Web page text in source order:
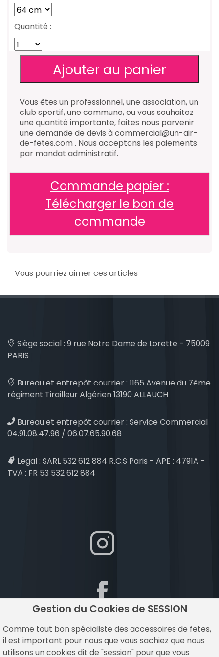
Gestion du Cookies de SESSION
Comme tout bon spécialiste des accessoires de fetes,
il est important pour nous que vous sachiez que nous
utilisons un cookies dit de "session" pour que vous
Quantité :
Vous êtes un professionnel, une association, un
club sportif, une commune, ou vous souhaitez
une quantité importante, faites nous parvenir
une demande de devis à commercial@un-air-
de-fetes.com . Nous acceptons les paiements
par mandat administratif.
Commande papier :
Télécharger le bon de
commande
Vous pourriez aimer ces articles
Siège social : 9 rue Notre Dame de Lorette - 75009
PARIS
Bureau et entrepôt courrier : 1165 Avenue du 7ème
régiment Tirailleur Algérien 13190 ALLAUCH
Bureau et entrepôt courrier : Service Commercial
04.91.08.47.96 / 06.07.65.90.68
Legal : SARL 532 612 884 R.C.S Paris - APE : 4791A -
TVA : FR 53 532 612 884